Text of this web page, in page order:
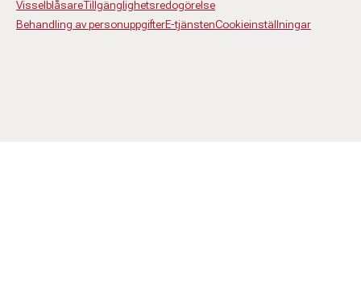
VisselblåsareTillgänglighetsredogörelse
Behandling av personuppgifterE-tjänstenCookieinställningar